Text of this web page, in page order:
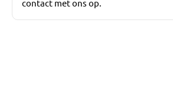
contact met ons op.